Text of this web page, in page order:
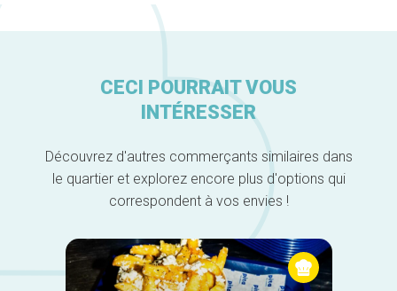
CECI POURRAIT VOUS
INTÉRESSER
Découvrez d'autres commerçants similaires dans
le quartier et explorez encore plus d'options qui
correspondent à vos envies !